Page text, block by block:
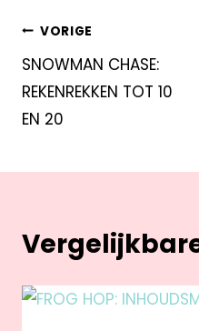
VORIGE
SNOWMAN CHASE:
REKENREKKEN TOT 10
EN 20